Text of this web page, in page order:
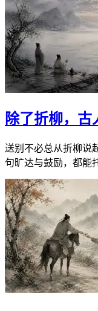
除了折柳，古
送别不必总从折柳说
句旷达与鼓励，都能
不同的动作与目光，